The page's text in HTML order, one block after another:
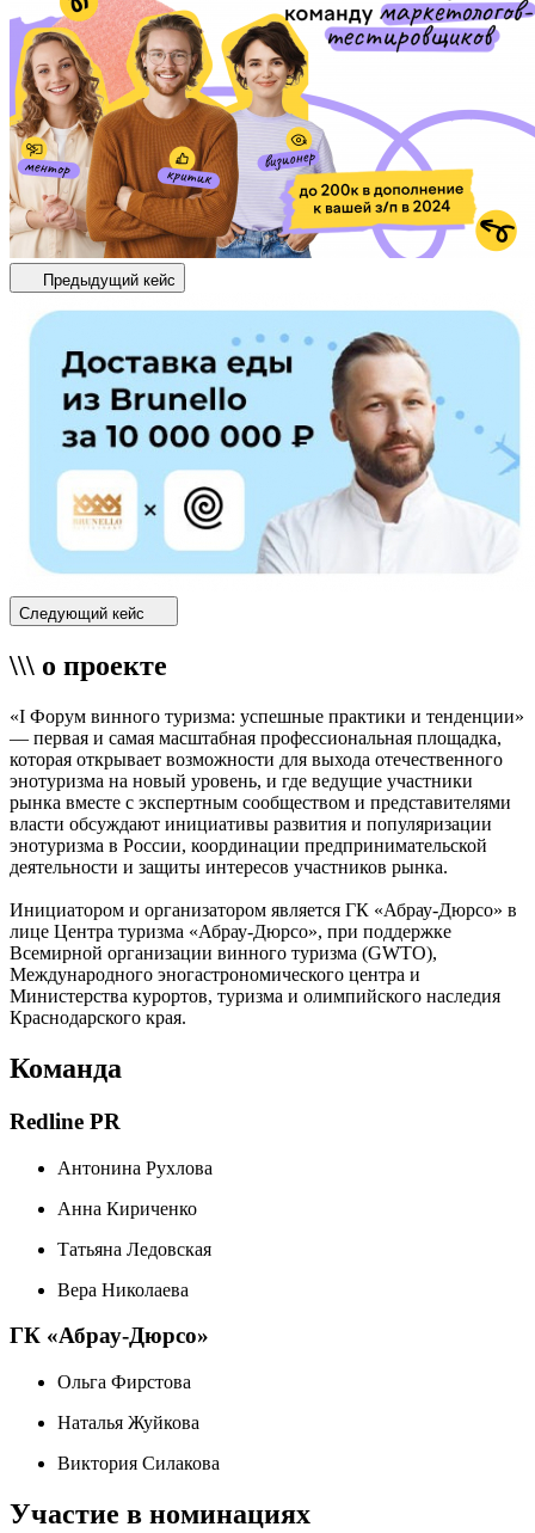
Предыдущий кейс
Следующий кейс
\\\ о проекте
«I Форум винного туризма: успешные практики и тенденции»
— первая и самая масштабная профессиональная площадка,
которая открывает возможности для выхода отечественного
энотуризма на новый уровень, и где ведущие участники
рынка вместе с экспертным сообществом и представителями
власти обсуждают инициативы развития и популяризации
энотуризма в России, координации предпринимательской
деятельности и защиты интересов участников рынка.
Инициатором и организатором является ГК «Абрау-Дюрсо» в
лице Центра туризма «Абрау-Дюрсо», при поддержке
Всемирной организации винного туризма (GWTO),
Международного эногастрономического центра и
Министерства курортов, туризма и олимпийского наследия
Краснодарского края.
Команда
Redline PR
Антонина Рухлова
Анна Кириченко
Татьяна Ледовская
Вера Николаева
ГК «Абрау-Дюрсо»
Ольга Фирстова
Наталья Жуйкова
Виктория Силакова
Участие в номинациях